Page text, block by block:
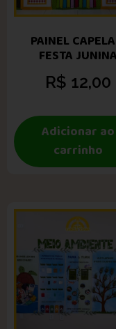
PAINEL
FESTA JUNINA
R$ 12,00
Adicionar ao
carrinho